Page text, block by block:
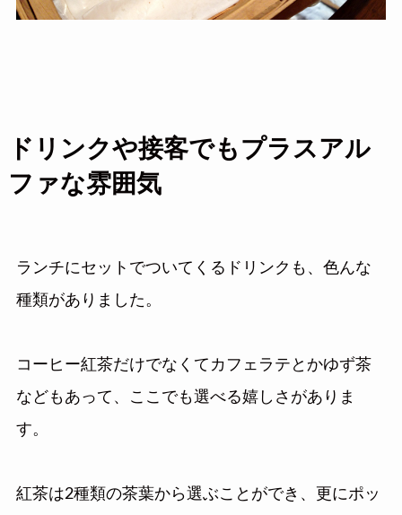
ドリンクや接客でもプラスアル
ファな雰囲気
ランチにセットでついてくるドリンクも、色んな
種類がありました。
コーヒー紅茶だけでなくてカフェラテとかゆず茶
などもあって、ここでも選べる嬉しさがありま
す。
紅茶は2種類の茶葉から選ぶことができ、更にポッ